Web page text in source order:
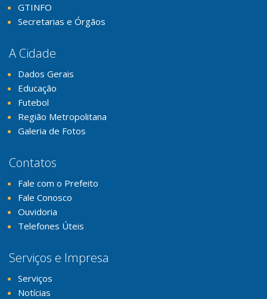
GTINFO
Secretarias e Órgãos
A Cidade
Dados Gerais
Educação
Futebol
Região Metropolitana
Galeria de Fotos
Contatos
Fale com o Prefeito
Fale Conosco
Ouvidoria
Telefones Úteis
Serviços e Impresa
Serviços
Notícias